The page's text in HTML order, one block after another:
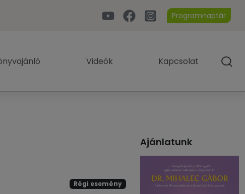
Programnaptár
Videók Kapcsolat
Régi esemény
Ajánlatunk